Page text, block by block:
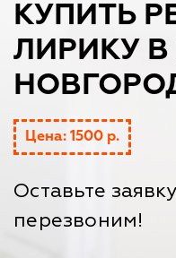
КУПИТЬ
ЛИРИКУ
Цена: 1500 р.
Оставьте
перезвоним!